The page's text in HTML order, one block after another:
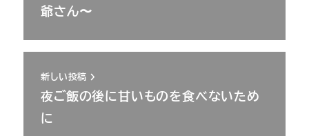
爺さん〜
新しい投稿
夜ご飯の後に甘いものを食べないため
に